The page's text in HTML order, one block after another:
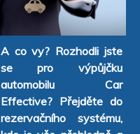
A co vy? Rozhodli jste
se pro výpůjčku
automobilu Car
Effective? Přejděte do
rezervačního systému,